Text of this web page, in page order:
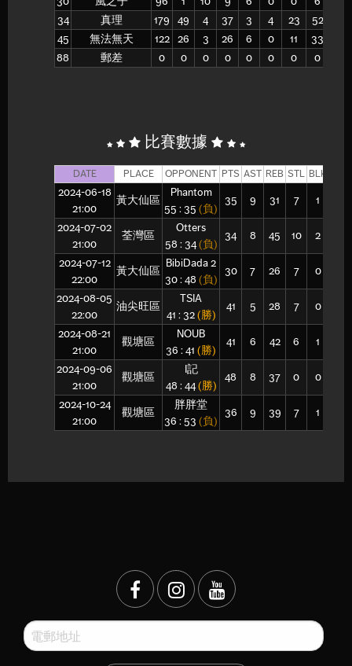
34
真理 179 49 4 37 3 4 23 52
45
無法無天 122 26 3 26 6 0 11 33
88
郵差 0 0 0 0 0 0 0 0
比賽數據
DATE PLACE OPPONENT PTS AST REB STL BLK
2024-06-18
21:00
黃大仙區
Phantom
55 : 35 (負)
35 9 31 7 1
2024-07-02
21:00
荃灣區
Otters
58 : 34 (負)
34 8 45 10 2
2024-07-12
22:00
黃大仙區
BibiDada 2
30 : 48 (負)
30 7 26 7 0
2024-08-05
22:00
油尖旺區
TSIA
41 : 32 (勝)
41 5 28 7 0
2024-08-21
21:00
觀塘區
NOUB
36 : 41 (勝)
41 6 42 6 1
2024-09-06
21:00
觀塘區
I記
48 : 44 (勝)
48 8 37 0 0
2024-10-24
21:00
觀塘區
胖胖堂
36 : 53 (負)
36 9 39 7 1